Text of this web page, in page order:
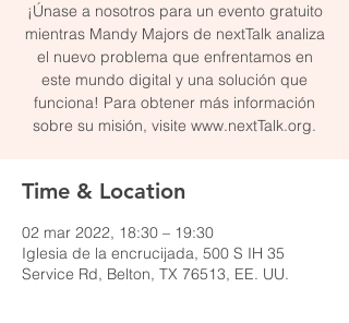
¡Únase a nosotros para un evento gratuito
mientras Mandy Majors de nextTalk analiza
el nuevo problema que enfrentamos en
este mundo digital y una solución que
funciona! Para obtener más información
sobre su misión, visite www.nextTalk.org.
Time & Location
02 mar 2022, 18:30 – 19:30
Iglesia de la encrucijada, 500 S IH 35
Service Rd, Belton, TX 76513, EE. UU.